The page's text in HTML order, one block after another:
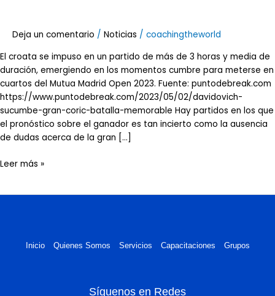
Deja un comentario / Noticias / coachingtheworld
El croata se impuso en un partido de más de 3 horas y media de
duración, emergiendo en los momentos cumbre para meterse en
cuartos del Mutua Madrid Open 2023. Fuente: puntodebreak.com
https://www.puntodebreak.com/2023/05/02/davidovich-
sucumbe-gran-coric-batalla-memorable Hay partidos en los que
el pronóstico sobre el ganador es tan incierto como la ausencia
de dudas acerca de la gran […]
una
memorable.
Leer más »
Inicio Quienes Somos Servicios Capacitaciones Grupos
Síguenos en Redes